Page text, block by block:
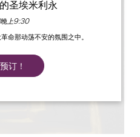
圣埃米利永
晚上9:30
命那动荡不安的氛围之中。
订！